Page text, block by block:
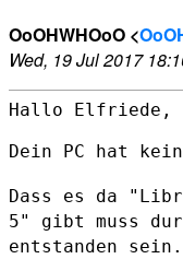
OoOHWHOoO <
Wed, 19 Jul 2017
Hallo Elfriede,
Dein PC hat
Dass es da
5" gibt muss
entstanden